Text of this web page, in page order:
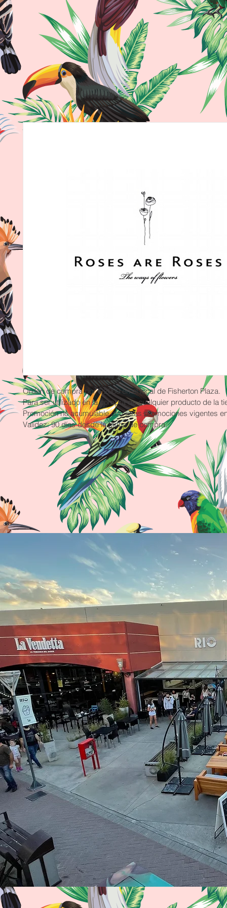
Orden de compra por $ 2000 en el local de Fisherton Plaza.
Para ser utilizado en la compra de cualquier producto de la
Promoción no acumulable con otras promociones vigentes
Validez: 90 días desde la fecha de compra.